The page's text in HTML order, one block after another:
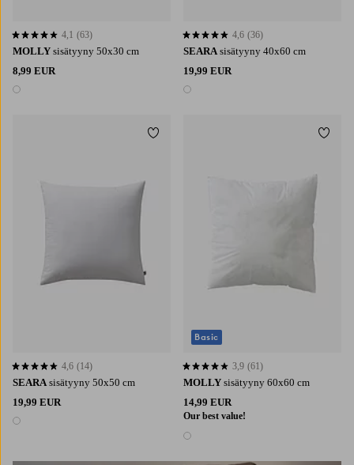
MOLLY sisätyyny 50x30 cm
8,99 EUR
1 väri
4,1 perustuen 63 arvosanaan
4,1 (63)
SEARA sisätyyny 40x60 cm
19,99 EUR
1 väri
4,6 perustuen 36 arvosanaan
4,6 (36)
SEARA sisätyyny 50x50 cm
19,99 EUR
1 väri
4,6 perustuen 14 arvosanaan
4,6 (14)
Lisää suosikkeihin
MOLLY sisätyyny 60x60 cm
14,99 EUR
Our best value!
1 väri
3,9 perustuen 61 arvosanaan
3,9 (61)
Basic
Lisää